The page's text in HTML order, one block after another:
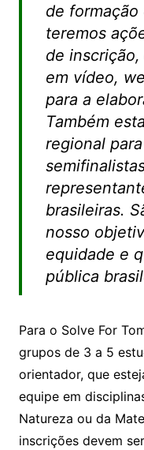
de formação
teremos
de
em vídeo,
para a
Também
regional
brasileiras.
nosso
equidade e
pública
Para o Solve For
grupos de 3 a 5
orientador, que
equipe em
Natureza ou da
inscrições devem